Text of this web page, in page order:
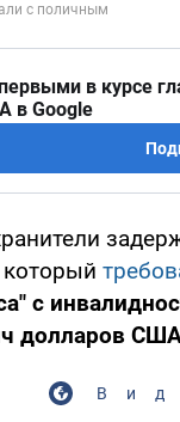
в курсе
в Google
с
долларов